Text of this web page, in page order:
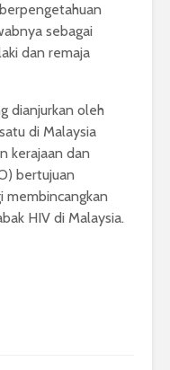
sebagai
dan remaja
dianjurkan oleh
di Malaysia
kerajaan dan
bertujuan
membincangkan
HIV di Malaysia.